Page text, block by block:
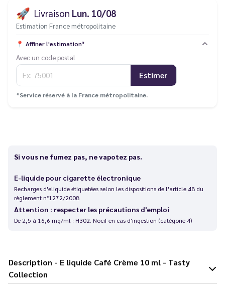
🚀 Livraison Lun. 10/08
Estimation France métropolitaine
📍 Affiner l'estimation*
Avec un code postal
Estimer
*Service réservé à la France métropolitaine.
Si vous ne fumez pas, ne vapotez pas.
E-liquide pour cigarette électronique
Recharges d'eliquide étiquetées selon les dispositions de l'article 48 du
règlement n°1272/2008
Attention : respecter les précautions d'emploi
De 2,5 à 16,6 mg/ml : H302. Nocif en cas d'ingestion (catégorie 4)
Description - E liquide Café Crème 10 ml - Tasty
Collection